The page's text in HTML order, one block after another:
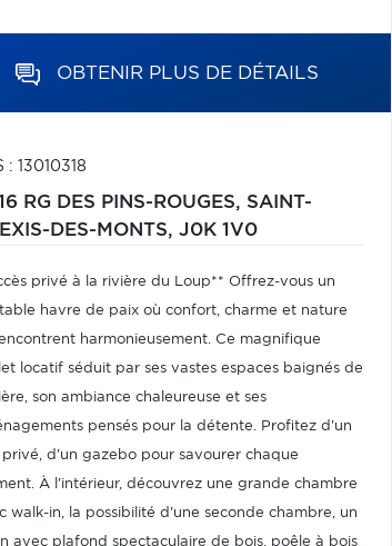
OBTENIR PLUS DE DÉTAILS
: 13010318
RG DES PINS-ROUGES, SAINT-
DES-MONTS, J0K 1V0
privé à la rivière du Loup** Offrez-vous un
havre de paix où confort, charme et nature
harmonieusement. Ce magnifique
locatif séduit par ses vastes espaces baignés de
son ambiance chaleureuse et ses
pensés pour la détente. Profitez d'un
privé, d'un gazebo pour savourer chaque
À l'intérieur, découvrez une grande chambre
walk-in, la possibilité d'une seconde chambre, un
avec plafond spectaculaire de bois, poêle à bois